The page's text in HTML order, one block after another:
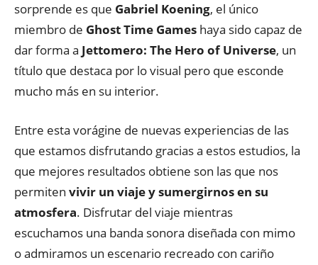
sorprende es que Gabriel Koening, el único
miembro de Ghost Time Games haya sido capaz de
dar forma a Jettomero: The Hero of Universe, un
título que destaca por lo visual pero que esconde
mucho más en su interior.
Entre esta vorágine de nuevas experiencias de las
que estamos disfrutando gracias a estos estudios, la
que mejores resultados obtiene son las que nos
permiten vivir un viaje y sumergirnos en su
atmosfera. Disfrutar del viaje mientras
escuchamos una banda sonora diseñada con mimo
o admiramos un escenario recreado con cariño